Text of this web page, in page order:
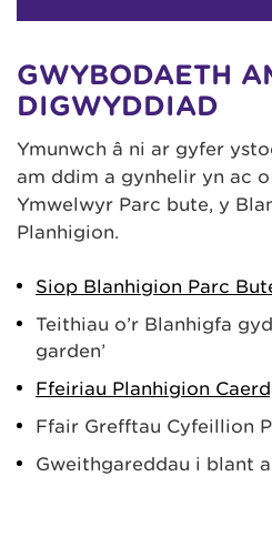
GWYBODAETH
DIGWYDDIAD
Ymunwch â ni ar gyfer
am ddim a gynhelir yn ac
Ymwelwyr Parc bute, y
Planhigion.
Siop Blanhigion Parc
Teithiau o’r Blanhigfa
garden’
Ffeiriau Planhigion
Ffair Grefftau Cyfeillion
Gweithgareddau i blant